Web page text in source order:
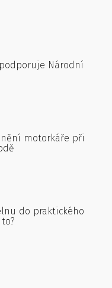
Národní
motorkáře při
do praktického